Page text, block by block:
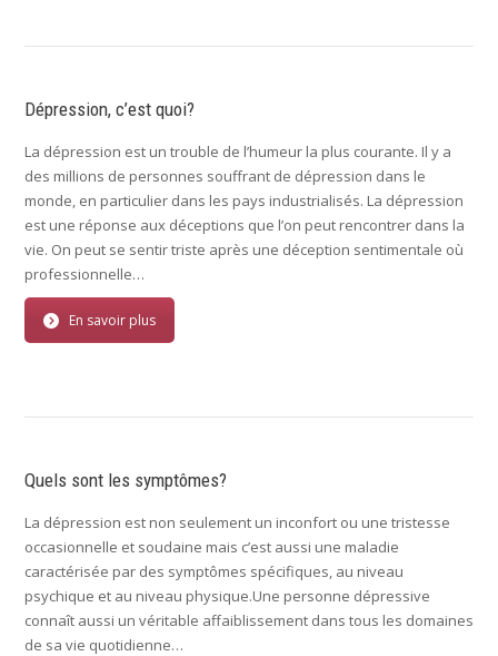
Dépression, c’est quoi?
La dépression est un trouble de l’humeur la plus courante. Il y a
des millions de personnes souffrant de dépression dans le
monde, en particulier dans les pays industrialisés. La dépression
est une réponse aux déceptions que l’on peut rencontrer dans la
vie. On peut se sentir triste après une déception sentimentale où
professionnelle…
En savoir plus
Quels sont les symptômes?
La dépression est non seulement un inconfort ou une tristesse
occasionnelle et soudaine mais c’est aussi une maladie
caractérisée par des symptômes spécifiques, au niveau
psychique et au niveau physique.Une personne dépressive
connaît aussi un véritable affaiblissement dans tous les domaines
de sa vie quotidienne…